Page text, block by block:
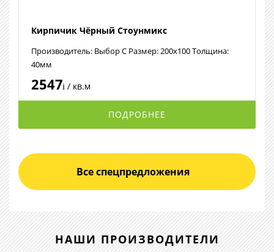
Кирпичик Чёрный Стоунмикс
Производитель: Выбор С Размер: 200х100 Толщина:
40мм
2547i / кв.м
ПОДРОБНЕЕ
Все спецпредложения
НАШИ ПРОИЗВОДИТЕЛИ